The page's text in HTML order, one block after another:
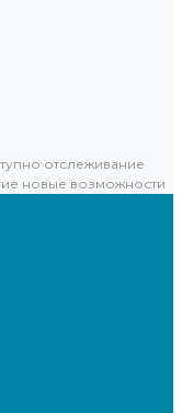
отслеживание
новые возможности